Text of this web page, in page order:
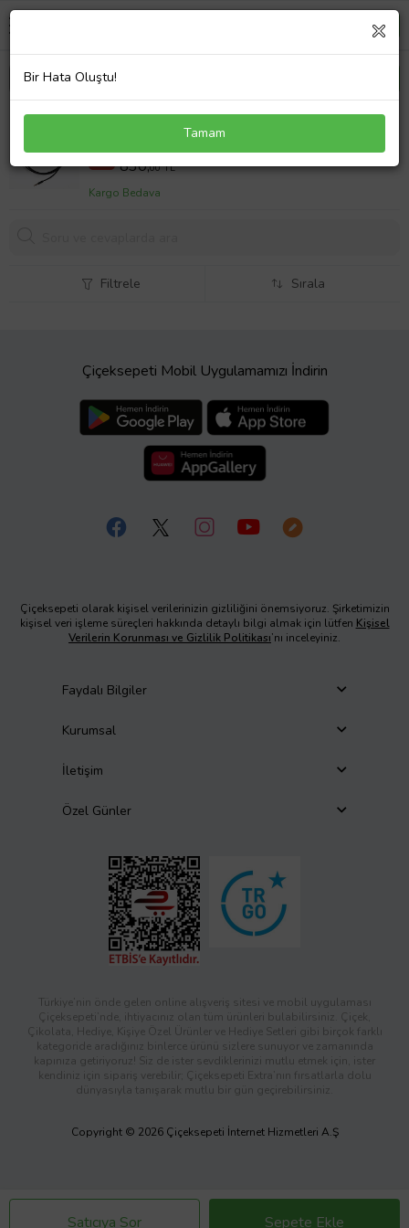
Logitech G433 G233 GPRO GPROX Uyumlu Gaming
Mikrofonlu Kulaklık Ses Kablosu
%8 899,99 TL
830,00 TL
Kargo Bedava
Satıcıya Sor Sepete Ekle
Filtrele Sırala
Çiçeksepeti Mobil Uygulamamızı İndirin
Çiçeksepeti olarak kişisel verilerinizin gizliliğini önemsiyoruz. Şirketimizin
kişisel veri işleme süreçleri hakkında detaylı bilgi almak için lütfen Kişisel
Verilerin Korunması ve Gizlilik Politikası’nı inceleyiniz.
Faydalı Bilgiler
Kurumsal
İletişim
Özel Günler
Türkiye’nin önde gelen online alışveriş sitesi ve mobil uygulaması
Çiçeksepeti’nde, ihtiyacınız olan tüm ürünleri bulabilirsiniz. Çiçek,
Çikolata, Hediye, Kişiye Özel Ürünler ve Hediye Setleri gibi birçok farklı
kategoride aradığınız binlerce ürünü sizlere sunuyor ve zamanında
kapınıza getiriyoruz! Siz de ister sevdiklerinizi mutlu etmek için, ister
kendiniz için sipariş verebilir; Çiçeksepeti Extra’nın fırsatlarla dolu
dünyasıyla tanışarak mutlu bir gün geçirebilirsiniz.
Copyright © 2026 Çiçeksepeti İnternet Hizmetleri A.Ş
Bir Hata Oluştu!
Tamam